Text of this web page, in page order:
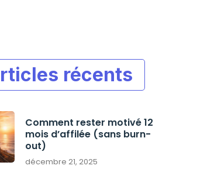
récents
Comment rester motivé 12
mois d’affilée (sans burn-
out)
décembre 21, 2025